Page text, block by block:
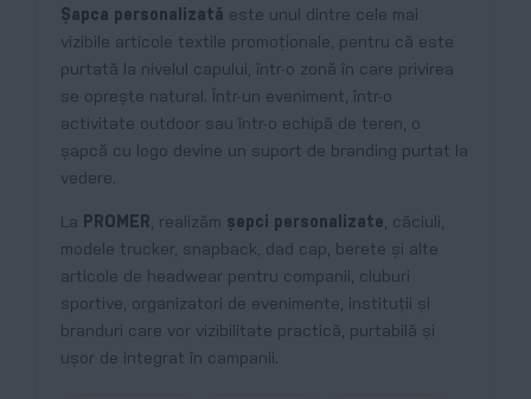
Șapca personalizată este unul dintre cele mai
vizibile articole textile promoționale, pentru că este
purtată la nivelul capului, într-o zonă în care privirea
se oprește natural. Într-un eveniment, într-o
activitate outdoor sau într-o echipă de teren, o
șapcă cu logo devine un suport de branding purtat la
vedere.
La PROMER, realizăm șepci personalizate, căciuli,
modele trucker, snapback, dad cap, berete și alte
articole de headwear pentru companii, cluburi
sportive, organizatori de evenimente, instituții și
branduri care vor vizibilitate practică, purtabilă și
ușor de integrat în campanii.